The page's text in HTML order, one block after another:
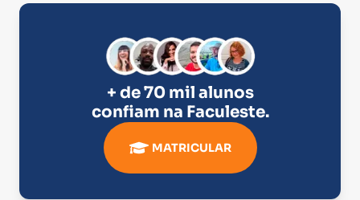
+ de 70 mil alunos
confiam na Faculeste.
MATRICULAR